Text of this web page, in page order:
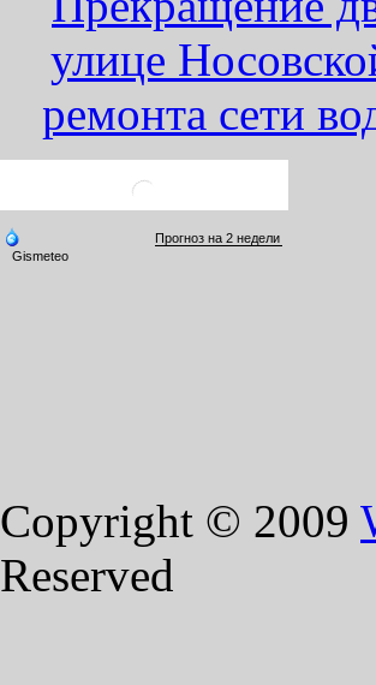
Copyright © 2009
Reserved